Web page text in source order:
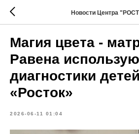
Новости Центра
Магия цвета -
Равена
диагностики
«Росток»
2026-06-11 01:04